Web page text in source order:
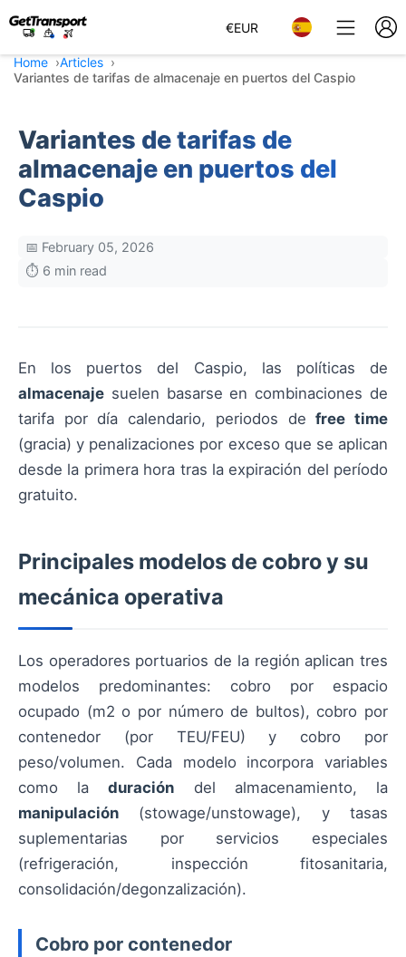
€EUR
Home
Articles
Variantes de tarifas de almacenaje en puertos del Caspio
Variantes de tarifas de
almacenaje en puertos del
Caspio
📅 February 05, 2026
⏱️ 6 min read
En los puertos del Caspio, las políticas de
almacenaje suelen basarse en combinaciones de
tarifa por día calendario, periodos defree time
(gracia) y penalizaciones por exceso que se aplican
desde la primera hora tras la expiración del período
gratuito.
Principales modelos de cobro y su
mecánica operativa
Los operadores portuarios de la región aplican tres
modelos predominantes: cobro por espacio
ocupado (m2 o por número de bultos), cobro por
contenedor (por TEU/FEU) y cobro por
peso/volumen. Cada modelo incorpora variables
como laduración del almacenamiento, la
manipulación (stowage/unstowage), y tasas
suplementarias por servicios especiales
(refrigeración, inspección fitosanitaria,
consolidación/degonzalización).
Cobro por contenedor